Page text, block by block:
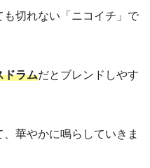
切れない「ニコイチ」で
ドラムだとブレンドしやす
華やかに鳴らしていきま